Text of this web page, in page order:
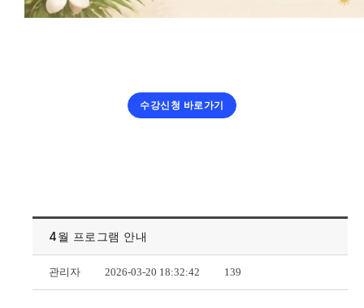
수강신청 바로가기
4월 프로그램 안내
관리자 2026-03-20 18:32:42 139